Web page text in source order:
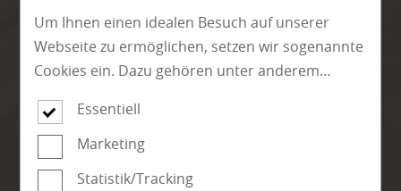
Um Ihnen einen idealen Besuch auf unserer
Webseite zu ermöglichen, setzen wir sogenannte
Cookies ein. Dazu gehören unter anderem
reibungslosen Betrieb unserer kommerziellen
Unternehmensseite notwendig sind. Zusätzlich
verwenden wir Cookies zur anonymen Erhebung
Essentiell
Marketing
Statistik/Tracking